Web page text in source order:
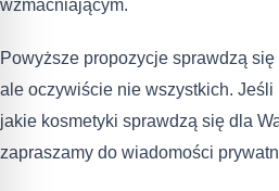
wzmacniającym.
Powyższe propozycje sprawdzą
ale oczywiście nie wszystkich.
jakie kosmetyki sprawdzą się dla
zapraszamy do wiadomości